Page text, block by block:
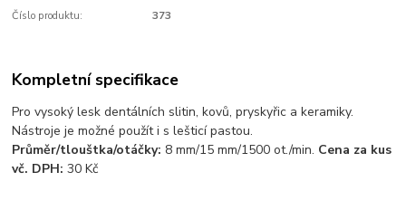
Číslo produktu: 373
Kompletní specifikace
Pro vysoký lesk dentálních slitin, kovů, pryskyřic a keramiky.
Nástroje je možné použít i s lešticí pastou.
Průměr/tlouštka/otáčky: 8 mm/15 mm/1500 ot./min. Cena za kus
vč. DPH: 30 Kč